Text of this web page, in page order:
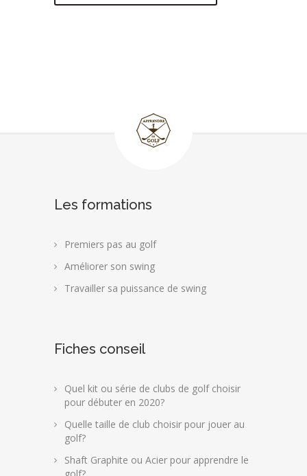
Les formations
Premiers pas au golf
Améliorer son swing
Travailler sa puissance de swing
Fiches conseil
Quel kit ou série de clubs de golf choisir
pour débuter en 2020?
Quelle taille de club choisir pour jouer au
golf?
Shaft Graphite ou Acier pour apprendre le